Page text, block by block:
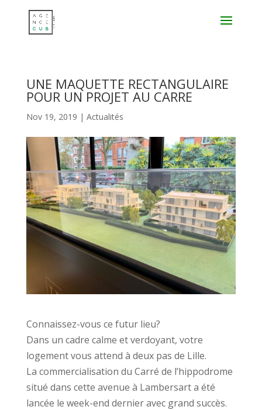
UNE MAQUETTE RECTANGULAIRE
POUR UN PROJET AU CARRE
Nov 19, 2019 | Actualités
Connaissez-vous ce futur lieu?
Dans un cadre calme et verdoyant, votre
logement vous attend à deux pas de Lille.
La commercialisation du Carré de l’hippodrome
situé dans cette avenue à Lambersart a été
lancée le week-end dernier avec grand succès.